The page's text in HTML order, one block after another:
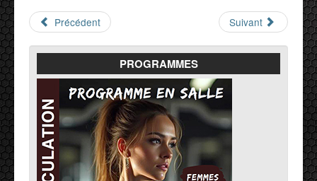
Précédent Suivant
PROGRAMMES